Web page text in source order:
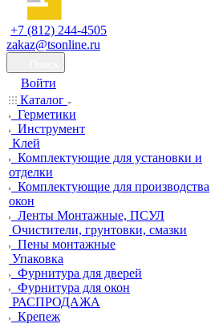
+7 (812) 244-4505
zakaz@tsonline.ru
Войти
Каталог
Герметики
Инструмент
Клей
Комплектующие для установки и
отделки
Комплектующие для производства
окон
Ленты Монтажные, ПСУЛ
Очистители, грунтовки, смазки
Пены монтажные
Упаковка
Фурнитура для дверей
Фурнитура для окон
РАСПРОДАЖА
Крепеж